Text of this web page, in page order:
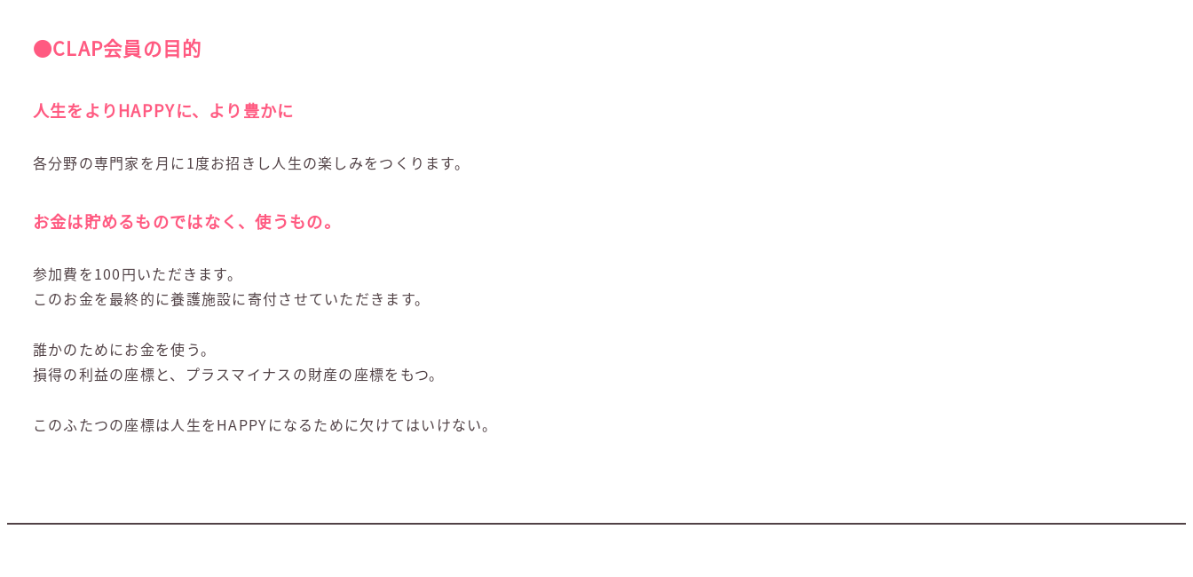
●CLAP会員の目的
人生をよりHAPPYに、より豊かに
各分野の専門家を月に1度お招きし人生の楽しみをつくります。
お金は貯めるものではなく、使うもの。
参加費を100円いただきます。
このお金を最終的に養護施設に寄付させていただきます。
誰かのためにお金を使う。
損得の利益の座標と、プラスマイナスの財産の座標をもつ。
このふたつの座標は人生をHAPPYになるために欠けてはいけない。